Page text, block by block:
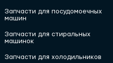
Запчасти для посудомоечных
машин
Запчасти для стиральных
машинок
Запчасти для холодильников